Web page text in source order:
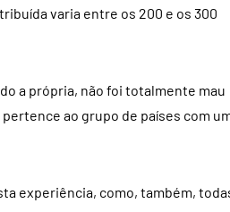
varia entre os 200 e os 300
a própria, não foi totalmente mau
ao grupo de países com
experiência, como, também,